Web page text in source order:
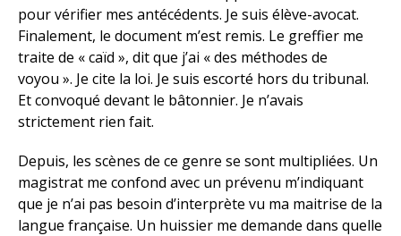
pour vérifier mes antécédents. Je suis élève-avocat.
Finalement, le document m’est remis. Le greffier me
traite de « caïd », dit que j’ai « des méthodes de
voyou ». Je cite la loi. Je suis escorté hors du tribunal.
Et convoqué devant le bâtonnier. Je n’avais
strictement rien fait.
Depuis, les scènes de ce genre se sont multipliées. Un
magistrat me confond avec un prévenu m’indiquant
que je n’ai pas besoin d’interprète vu ma maitrise de la
langue française. Un huissier me demande dans quelle